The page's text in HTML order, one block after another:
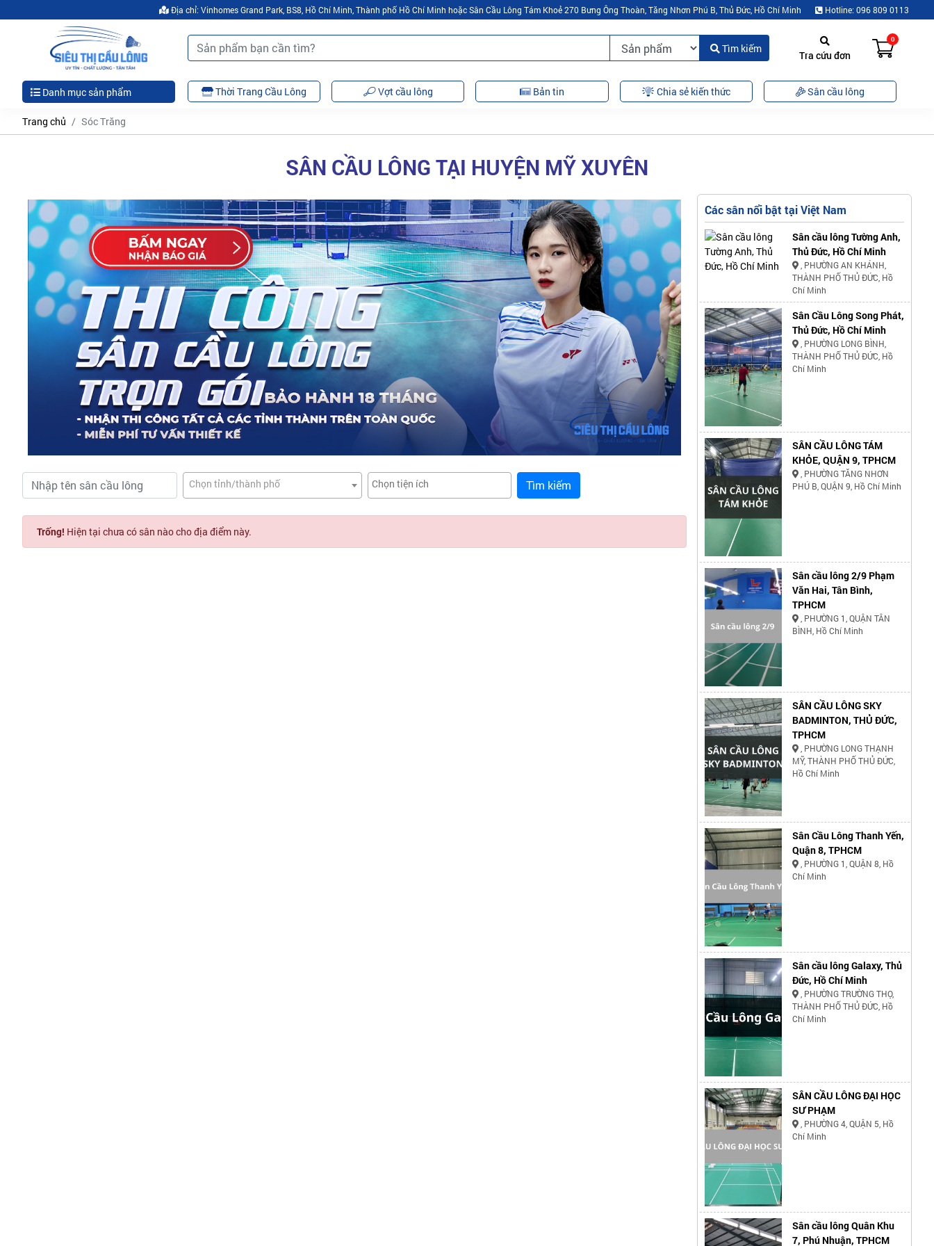
Địa chỉ: Vinhomes Grand Park, BS8, Hồ Chí Minh, Thành phố Hồ Chí Minh hoặc Sân Cầu Lông Tám Khoẻ 270 Bưng Ông Thoàn, Tăng Nhơn Phú B, Thủ Đức, Hồ Chí Minh Hotline: 096 809 0113
Tìm kiếm
Tra cứu đơn
0
Danh mục sản phẩm Thời Trang Cầu Lông Vợt cầu lông Bản tin Chia sẻ kiến thức Sân cầu lông
Trang chủ Sóc Trăng
SÂN CẦU LÔNG TẠI HUYỆN MỸ XUYÊN
Chọn tỉnh/thành phố Tìm kiếm
Trống! Hiện tại chưa có sân nào cho địa điểm này.
Các sân nổi bật tại Việt Nam
Sân cầu lông Tường Anh,
Thủ Đức, Hồ Chí Minh
, PHƯỜNG AN KHÁNH,
THÀNH PHỐ THỦ ĐỨC, Hồ
Chí Minh
Sân Cầu Lông Song Phát,
Thủ Đức, Hồ Chí Minh
, PHƯỜNG LONG BÌNH,
THÀNH PHỐ THỦ ĐỨC, Hồ
Chí Minh
SÂN CẦU LÔNG TÁM
KHỎE, QUẬN 9, TPHCM
, PHƯỜNG TĂNG NHƠN
PHÚ B, QUẬN 9, Hồ Chí Minh
Sân cầu lông 2/9 Phạm
Văn Hai, Tân Bình,
TPHCM
, PHƯỜNG 1, QUẬN TÂN
BÌNH, Hồ Chí Minh
SÂN CẦU LÔNG SKY
BADMINTON, THỦ ĐỨC,
TPHCM
, PHƯỜNG LONG THẠNH
MỸ, THÀNH PHỐ THỦ ĐỨC,
Hồ Chí Minh
Sân Cầu Lông Thanh Yến,
Quận 8, TPHCM
, PHƯỜNG 1, QUẬN 8, Hồ
Chí Minh
Sân cầu lông Galaxy, Thủ
Đức, Hồ Chí Minh
, PHƯỜNG TRƯỜNG THỌ,
THÀNH PHỐ THỦ ĐỨC, Hồ
Chí Minh
SÂN CẦU LÔNG ĐẠI HỌC
SƯ PHẠM
, PHƯỜNG 4, QUẬN 5, Hồ
Chí Minh
Sân cầu lông Quân Khu
7, Phú Nhuận, TPHCM